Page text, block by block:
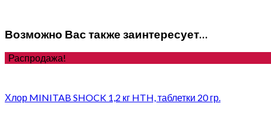
Возможно Вас также заинтересует…
Распродажа!
Хлор MINITAB SHOCK 1,2 кг HTH, таблетки 20 гр.